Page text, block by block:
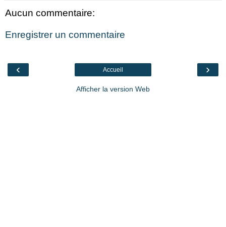
Aucun commentaire:
Enregistrer un commentaire
‹ ›
Accueil
Afficher la version Web